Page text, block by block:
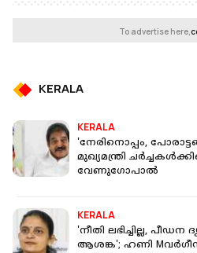
To advertise here,
KERALA
KERALA
'നേരിനൊപ്പം,
മുഖ്യമന്ത്രി
വേണുഗോപാല്‍
KERALA
'നീതി ലഭിച്ചില്ല,
ആശങ്ക'; ഹണി